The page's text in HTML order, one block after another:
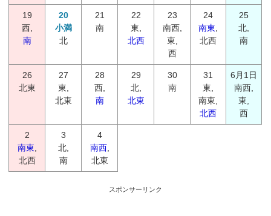
19
西,
南
20
小満
北
21
南
22
東,
北西
23
南西,
東,
西
24
南東,
北西
25
北,
南
26
北東
27
東,
北東
28
西,
南
29
北,
北東
30
南
31
東,
南東,
北西
6月1日
南西,
東,
西
2
南東,
北西
3
北,
南
4
南西,
北東
スポンサーリンク